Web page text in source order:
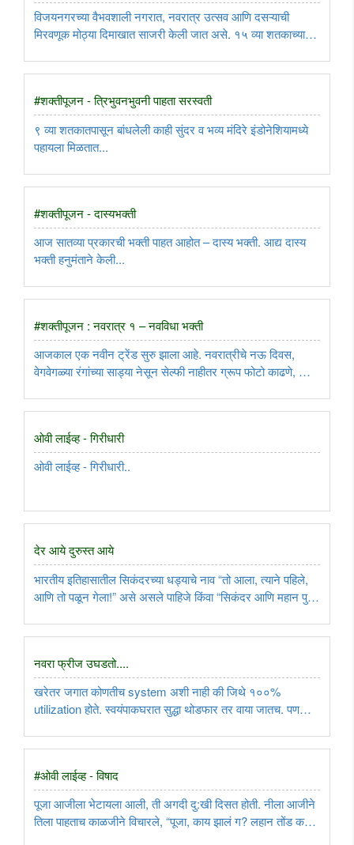
विजयनगरच्या वैभवशाली नगरात, नवरात्र उत्सव आणि दसऱ्याची
मिरवणूक मोठ्या दिमाखात साजरी केली जात असे. १५ व्या शतकाच्या
#शक्तीपूजन - त्रिभुवनभुवनी पाहता सरस्वती
९ व्या शतकातपासून बांधलेली काही सुंदर व भव्य मंदिरे इंडोनेशियामध्ये
पहायला मिळतात...
#शक्तीपूजन - दास्यभक्ती
आज सातव्या प्रकारची भक्ती पाहत आहोत – दास्य भक्ती. आद्य दास्य
भक्ती हनुमंताने केली...
#शक्तीपूजन : नवरात्र १ – नवविधा भक्ती
आजकाल एक नवीन ट्रेंड सुरु झाला आहे. नवरात्रीचे नऊ दिवस,
वेगवेगळ्या रंगांच्या साड्या नेसून सेल्फी नाहीतर ग्रूप फोटो काढणे, आणि
ओवी लाईव्ह - गिरीधारी
ओवी लाईव्ह - गिरीधारी..
देर आये दुरुस्त आये
भारतीय इतिहासातील सिकंदरच्या धड्याचे नाव “तो आला, त्याने पहिले,
आणि तो पळून गेला!” असे असले पाहिजे किंवा “सिकंदर आणि महान पुरू”
नवरा फ्रीज उघडतो....
खरेतर जगात कोणतीच system अशी नाही की जिथे १००%
utilization होते. स्वयंपाकघरात सुद्धा थोडफार तर वाया जातच. पण
#ओवी लाईव्ह - विषाद
पूजा आजीला भेटायला आली, ती अगदी दु:खी दिसत होती. नीला आजीने
तिला पाहताच काळजीने विचारले, “पूजा, काय झालं ग? लहान तोंड करून